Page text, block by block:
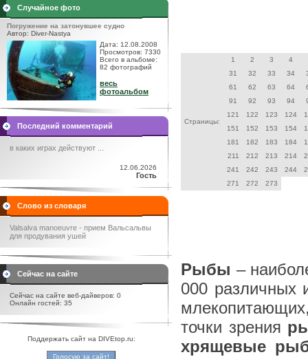
Случайное фото
Погружение на затонувшее судно
Автор: Diver-Nastya
Дата: 12.08.2008
Просмотров: 7330
Всего в альбоме:
82 фотографий
весь
фотоальбом
Последний комментарий
в каких играх действуют ...
12.06.2026
Гость
Слово из словаря
Valsalva manoeuvre - прием Вальсальвы
для продувания ушей
Сейчас на сайте
Сейчас на сайте веб-дайверов: 0
Онлайн гостей: 35
Поддержать сайт на DIVEtop.ru:
Страницы:
1 2 3
4
31
32 33 34
61
62 63 64
91
92 93 94
121
122 123 124
151
152 153 154
181
182 183 184
211
212 213 214
241
242 243 244
271
272 273
Рыбы –
000 различных
точки зрения
хрящевые